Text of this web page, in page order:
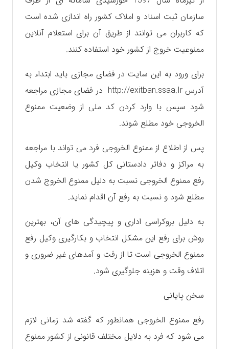
سازمان ثبت اسناد و املاک کشور راه اندازی شده است
که کاربران می توانند از طریق آن برای استعلام آنلاین
ممنوعیت خروج از کشور خود استفاده کنند.
برای ورود به این سایت در فضای مجازی باید ابتداء به
آدرس http://exitban.ssaa.Ir در فضای مجازی مراجعه
شود سپس با وارد کردن کد ملی از وضعیت ممنوع
الخروجی خود مطلع شوند.
پس از اطلاع از ممنوع الخروجی فرد می تواند با مراجعه
به مراکز و دفاتر دادستانی کل کشور یا انتخاب وکیل
رفع ممنوع الخروجی نسبت به دلیل ممنوع الخروج شدن
مطلع شود و نسبت به رفع آن اقدام نماید.
به دلیل بروکراسی اداری و پیچیدگی های آن، بهترین
روش برای رفع این مشکل انتخاب و بکارگیری وکیل رفع
ممنوع الخروجی است تا از رفت و آمدهای غیر ضروری و
اتلاف و‌قت و هزینه جلوگیری شود.
سخن پایانی
رفع ممنوع الخروجی همانطور که گفته شد زمانی لازم
می شود که فرد به دلایل مختلف قانونی از کشور ممنوع